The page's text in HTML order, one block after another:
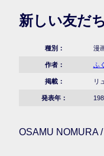
新しい友だち
種別： 漫
作者： ふ
掲載： リ
発表年：
OSAMU NOMURA